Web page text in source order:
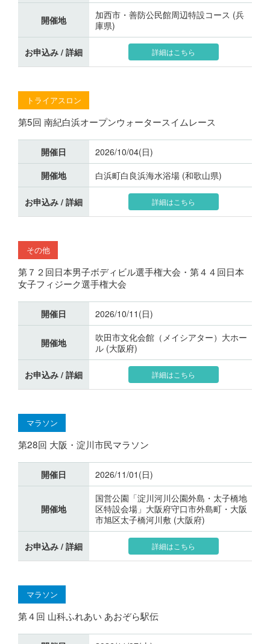
開催地
加西市・善防公民館周辺特設コース (兵
庫県)
お申込み / 詳細 詳細はこちら
トライアスロン
第5回 南紀白浜オープンウォータースイムレース
開催日
2026/10/04(日)
開催地
白浜町白良浜海水浴場 (和歌山県)
お申込み / 詳細 詳細はこちら
その他
第７２回日本男子ボディビル選手権大会・第４４回日本
女子フィジーク選手権大会
開催日 2026/10/11(日)
開催地
吹田市文化会館（メイシアター）大ホー
ル (大阪府)
お申込み / 詳細 詳細はこちら
マラソン
第28回 大阪・淀川市民マラソン
開催日 2026/11/01(日)
開催地
国営公園「淀川河川公園外島・太子橋地
区特設会場」大阪府守口市外島町・大阪
市旭区太子橋河川敷 (大阪府)
お申込み / 詳細 詳細はこちら
マラソン
第４回 山科ふれあい あおぞら駅伝